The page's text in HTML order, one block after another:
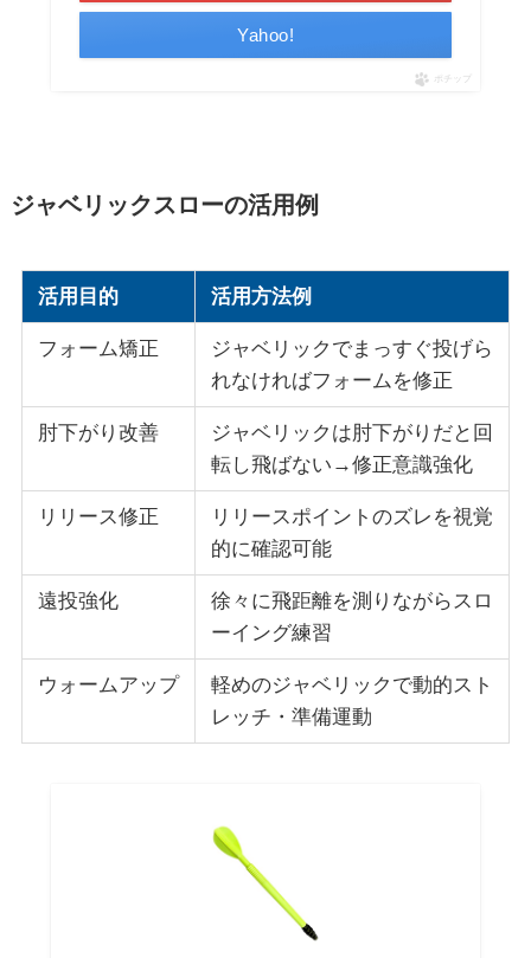
Yahoo!
ポチップ
ジャベリックスローの活用例
活用目的 活用方法例
フォーム矯正
ジャベリックでまっすぐ投げら
れなければフォームを修正
肘下がり改善
ジャベリックは肘下がりだと回
転し飛ばない→修正意識強化
リリース修正
リリースポイントのズレを視覚
的に確認可能
遠投強化
徐々に飛距離を測りながらスロ
ーイング練習
ウォームアップ
軽めのジャベリックで動的スト
レッチ・準備運動